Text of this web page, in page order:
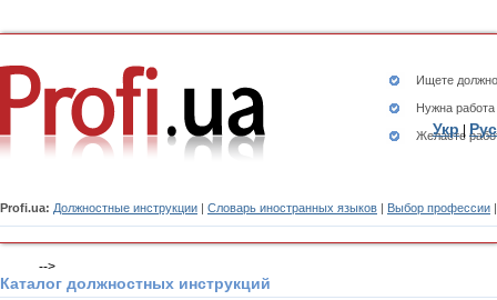
Ищете
Нужна
Желаете
Profi.ua: Должностные инструкции | Словарь иностранных языков | Выбор профессии
Укр| Рус
-->
Каталог должностных инструкций